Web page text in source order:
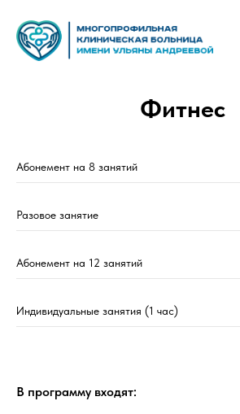
Фитнес
Абонемент на 8 занятий
Разовое занятие
Абонемент на 12 занятий
Индивидуальные занятия (1 час)
В программу входят: